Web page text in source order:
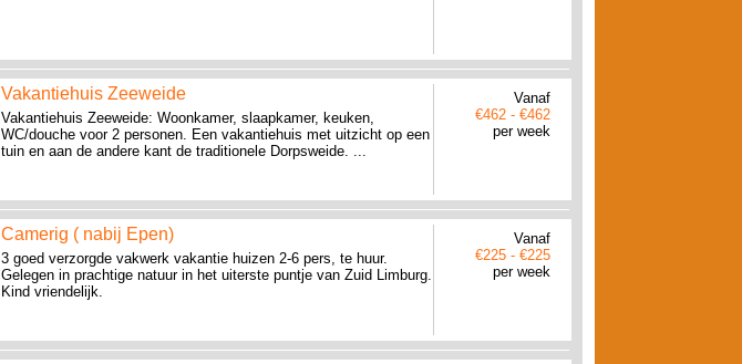
Vakantiehuis Zeeweide
Vakantiehuis Zeeweide: Woonkamer, slaapkamer, keuken,
WC/douche voor 2 personen. Een vakantiehuis met uitzicht op een
tuin en aan de andere kant de traditionele Dorpsweide. ...
Vanaf
€462 - €462
per week
Camerig ( nabij Epen)
3 goed verzorgde vakwerk vakantie huizen 2-6 pers, te huur.
Gelegen in prachtige natuur in het uiterste puntje van Zuid Limburg.
Kind vriendelijk.
Vanaf
€225 - €225
per week